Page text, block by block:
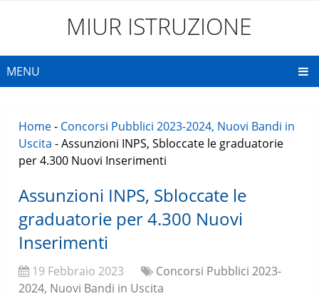
MIUR ISTRUZIONE
MENU
Home- Concorsi Pubblici 2023-2024, Nuovi Bandi in
Uscita -Assunzioni INPS, Sbloccate le graduatorie
per 4.300 Nuovi Inserimenti
Assunzioni INPS, Sbloccate le
graduatorie per 4.300 Nuovi
Inserimenti
19 Febbraio 2023
Concorsi Pubblici 2023-
2024, Nuovi Bandi in Uscita